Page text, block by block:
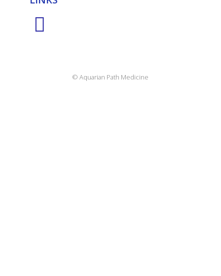
© Aquarian Path Medicine